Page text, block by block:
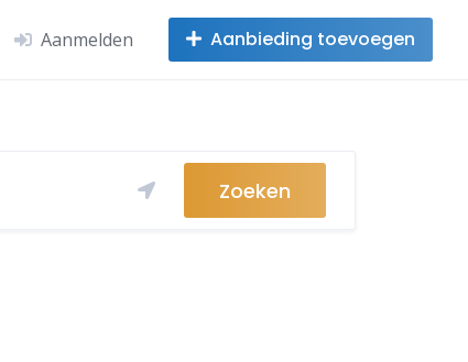
Aanmelden Aanbieding toevoegen
Zoeken